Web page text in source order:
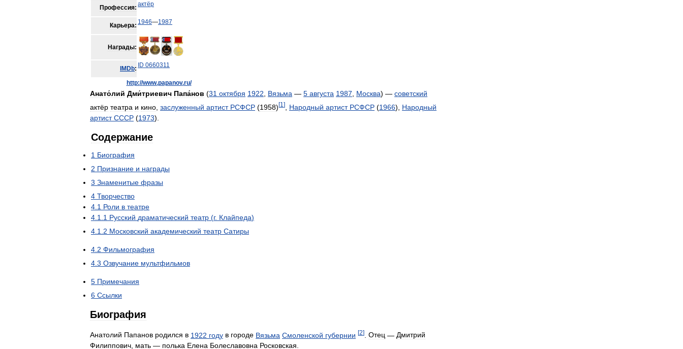
Профессия: актёр
Карьера: 1946—1987
Награды:
IMDb: ID 0660311
http://www.papanov.ru/
Анато́лий Дми́триевич Папа́нов (31 октября 1922 Вязьма — 5 августа 1987 Москва) — советский
актёр театра и кино заслуженный артист РСФСР (1958)[1 ] Народный артист РСФСР (1966), Народный
артист СССР (1973).
Содержание
1 Биография
2 Признание и награды
3 Знаменитые фразы
4 Творчество
4 1 Роли в театре
4 1 1 Русский драматический театр (г. Клайпеда)
4 1 2 Московский академический театр Сатиры
4 2 Фильмография
4 3 Озвучание мультфильмов
5 Примечания
6 Ссылки
Биография
Анатолий Папанов родился в 1922 году в городе Вязьма Смоленской губернии [2] Отец — Дмитрий
Филиппович, мать — полька Елена Болеславовна Росковская.